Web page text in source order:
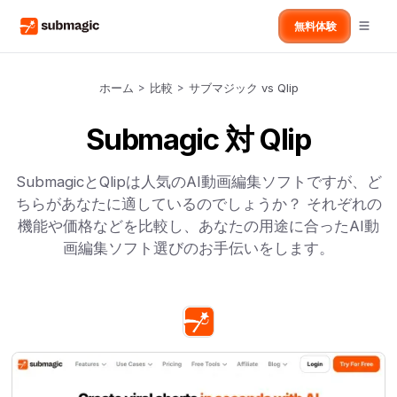
無料体験
ホーム > 比較 > サブマジック vs Qlip
Submagic 対 Qlip
SubmagicとQlipは人気のAI動画編集ソフトですが、ど
ちらがあなたに適しているのでしょうか？ それぞれの
機能や価格などを比較し、あなたの用途に合ったAI動
画編集ソフト選びのお手伝いをします。